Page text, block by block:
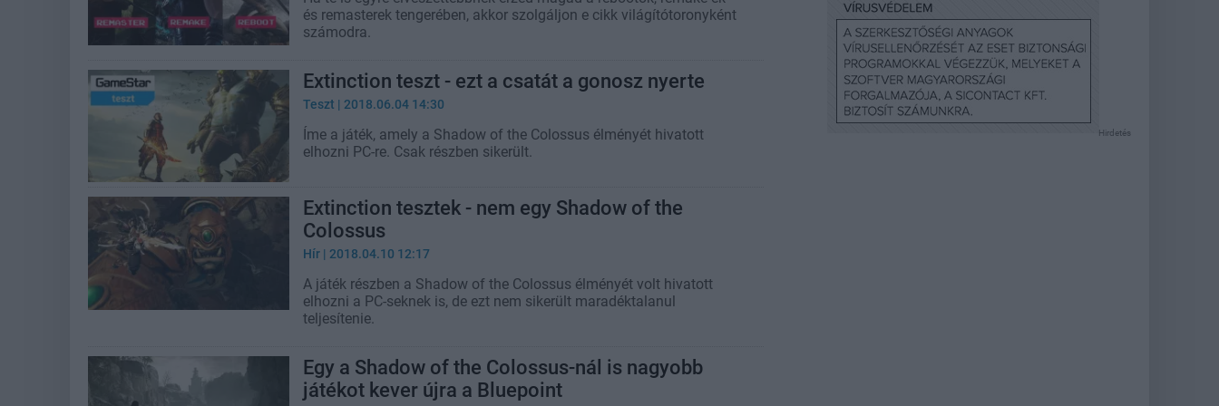
és remasterek tengerében, akkor szolgáljon e cikk világítótoronyként
számodra.
Extinction teszt - ezt a csatát a gonosz nyerte
Teszt | 2018.06.04 14:30
Íme a játék, amely a Shadow of the Colossus élményét hivatott
elhozni PC-re. Csak részben sikerült.
Extinction tesztek - nem egy Shadow of the
Colossus
Hír | 2018.04.10 12:17
A játék részben a Shadow of the Colossus élményét volt hivatott
elhozni a PC-seknek is, de ezt nem sikerült maradéktalanul
teljesítenie.
Egy a Shadow of the Colossus-nál is nagyobb
játékot kever újra a Bluepoint
Hirdetés